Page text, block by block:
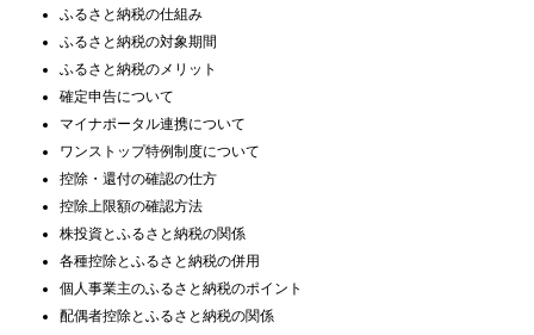
ふるさと納税の仕組み
ふるさと納税の対象期間
ふるさと納税のメリット
確定申告について
マイナポータル連携について
ワンストップ特例制度について
控除・還付の確認の仕方
控除上限額の確認方法
株投資とふるさと納税の関係
各種控除とふるさと納税の併用
個人事業主のふるさと納税のポイント
配偶者控除とふるさと納税の関係